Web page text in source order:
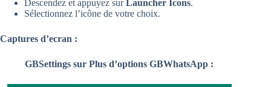
Descendez et appuyez surLauncher Icons.
Sélectionnez l’icône de votre choix.
Captures d’ecran :
GBSettings sur Plus d’options GBWhatsApp :